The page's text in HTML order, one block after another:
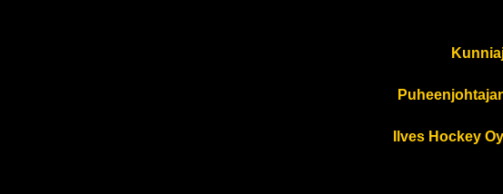
Ilves Hockey